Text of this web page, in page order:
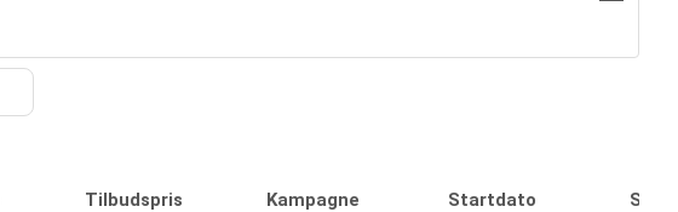
Tilbudspris Kampagne Startdato